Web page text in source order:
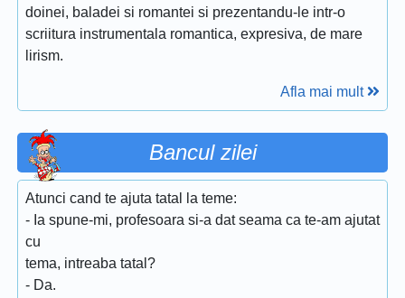
doinei, baladei si romantei si prezentandu-le intr-o
scriitura instrumentala romantica, expresiva, de mare
lirism.
Afla mai mult
Bancul zilei
Atunci cand te ajuta tatal la teme:
- Ia spune-mi, profesoara si-a dat seama ca te-am ajutat
cu
tema, intreaba tatal?
- Da.